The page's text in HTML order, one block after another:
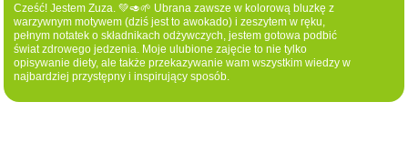
Cześć! Jestem Zuza. 💚🥑🌱 Ubrana zawsze w kolorową bluzkę z
warzywnym motywem (dziś jest to awokado) i zeszytem w ręku,
pełnym notatek o składnikach odżywczych, jestem gotowa podbić
świat zdrowego jedzenia. Moje ulubione zajęcie to nie tylko
opisywanie diety, ale także przekazywanie wam wszystkim wiedzy w
najbardziej przystępny i inspirujący sposób.